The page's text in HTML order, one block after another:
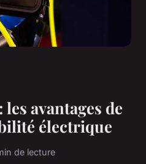
avantages de
électrique
de lecture